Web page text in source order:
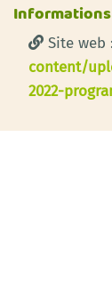
Site web :
content/
2022-